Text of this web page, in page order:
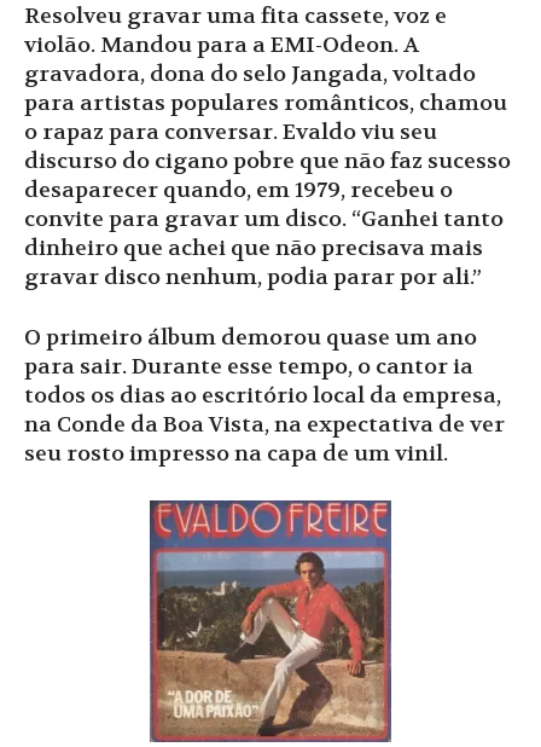
Resolveu gravar uma fita cassete, voz e
violão. Mandou para a EMI-Odeon. A
gravadora, dona do selo Jangada, voltado
para artistas populares românticos, chamou
o rapaz para conversar. Evaldo viu seu
discurso do cigano pobre que não faz sucesso
desaparecer quando, em 1979, recebeu o
convite para gravar um disco. “Ganhei tanto
dinheiro que achei que não precisava mais
gravar disco nenhum, podia parar por ali.”
O primeiro álbum demorou quase um ano
para sair. Durante esse tempo, o cantor ia
todos os dias ao escritório local da empresa,
na Conde da Boa Vista, na expectativa de ver
seu rosto impresso na capa de um vinil.